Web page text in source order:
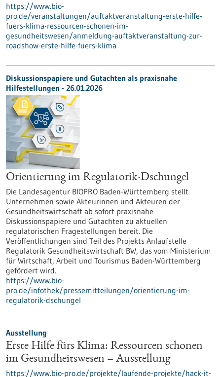
https://www.bio-
pro.de/veranstaltungen/auftaktveranstaltung-erste-hilfe-
fuers-klima-ressourcen-schonen-im-
gesundheitswesen/anmeldung-auftaktveranstaltung-zur-
roadshow-erste-hilfe-fuers-klima
Diskussionspapiere und Gutachten als praxisnahe
Hilfestellungen - 26.01.2026
Orientierung im Regulatorik-Dschungel
Die Landesagentur BIOPRO Baden-Württemberg stellt
Unternehmen sowie Akteurinnen und Akteuren der
Gesundheitswirtschaft ab sofort praxisnahe
Diskussionspapiere und Gutachten zu aktuellen
regulatorischen Fragestellungen bereit. Die
Veröffentlichungen sind Teil des Projekts Anlaufstelle
Regulatorik Gesundheitswirtschaft BW, das vom Ministerium
für Wirtschaft, Arbeit und Tourismus Baden-Württemberg
gefördert wird.
https://www.bio-
pro.de/infothek/pressemitteilungen/orientierung-im-
regulatorik-dschungel
Ausstellung
Erste Hilfe fürs Klima: Ressourcen schonen
im Gesundheitswesen – Ausstellung
https://www.bio-pro.de/projekte/laufende-projekte/hack-it-